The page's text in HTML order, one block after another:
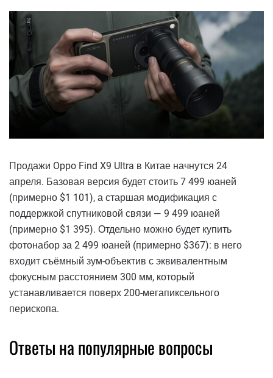
Продажи Oppo Find X9 Ultra в Китае начнутся 24
апреля. Базовая версия будет стоить 7 499 юаней
(примерно $1 101), а старшая модификация с
поддержкой спутниковой связи — 9 499 юаней
(примерно $1 395). Отдельно можно будет купить
фотонабор за 2 499 юаней (примерно $367): в него
входит съёмный зум-объектив с эквивалентным
фокусным расстоянием 300 мм, который
устанавливается поверх 200-мегапиксельного
перископа.
Ответы на популярные вопросы